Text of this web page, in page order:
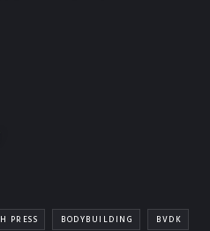
PRESS BODYBUILDING BVDK